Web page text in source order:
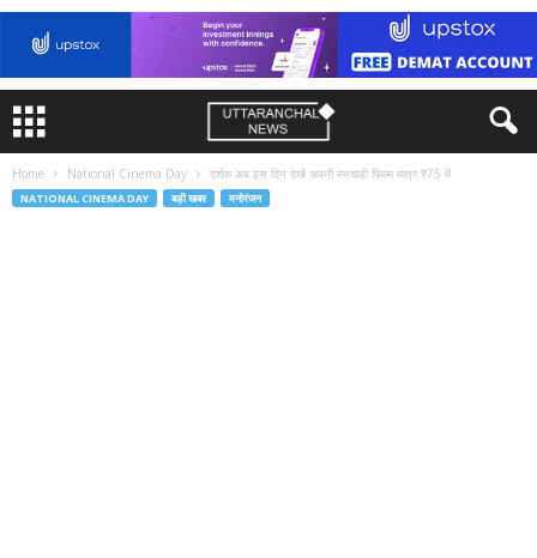
Home National Cinema Day दर्शक अब इस दिन देखें अपनी मनचाही फिल्म मात्र ₹75 में
NATIONAL CINEMA DAY बड़ी खबर मनोरंजन